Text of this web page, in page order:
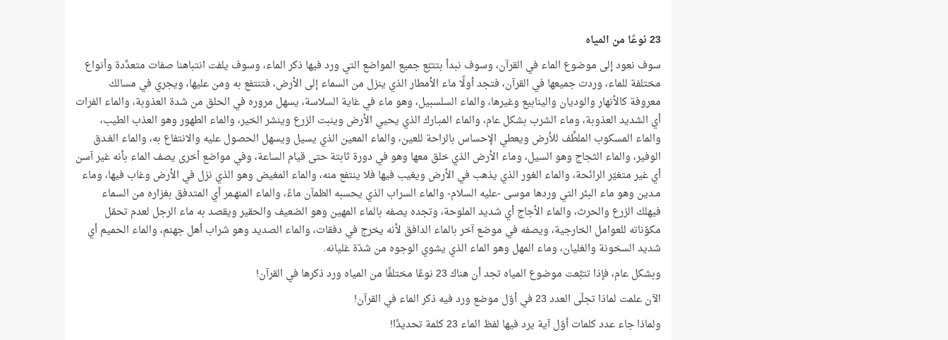
23 نوعًا من المياه
سوف نعود إلى موضوع الماء في القرآن، وسوف نبدأ بتتبّع جميع المواضع التي ورد فيها ذكر الماء، وسوف يلفت انتباهنا صفات متعدِّدة وأنواع
مختلفة للماء، وردت جميعها في القرآن، فتجد أولًا ماء الأمطار الذي ينزل من السماء إلى الأرض، فتنتفع به ومن عليها، ويجري في مسالك
معروفة كالأنهار والوديان والينابيع وغيرها، والماء السلسبيل، وهو ماء في غاية السلاسة، يسهل مروره في الحلق من شدة العذوبة، والماء الفرات
أي الشديد العذوبة، وماء الشرب بشكل عام، والماء المبـارك الذي يحيي الأرض وينبت الزرع وينشر الخير، والماء الطهور وهو العذب الطيب،
والماء المسكوب الملطِّف للأرض ويعطي الإحساس بالراحة للعين، والماء المعين الذي يسيل ويسهل الحصول عليه والانتفاع به، والماء الغـدق
الوفير، والماء الثجاج وهو السيل، وماء الأرض الذي خلق معها وهو في دورة ثابتة حتى قيام الساعة، وفي مواضع أخرى يصف الماء بأنه غير آسن
أي غير متغيّر الرائحة، والماء الغور الذي يذهب في الأرض ويغيب فيها فلا ينتفع منه، والماء المغيض وهو الذي نزل في الأرض وغاب فيها، وماء
مـدين وهو ماء البئر التي وردها موسى -عليه السلام- والماء السراب الذي يحسبه الظمآن ماءً، والماء المنهـمر أي المتدفق بغزاره من السماء
فيهلك الزرع والحرث، والماء الأجاج أي شديد الملوحة، وتجده يصفه بالماء المهين وهو الضعيف والحقير ويقصد به ماء الرجل لعدم تحمّل
مكوّناته للعوامل الخارجية، ويصفه في موضع آخر بالماء الدافق لأنه يخرج في دفقات، والماء الصديد وهو شراب أهل جهنم، والماء الحميم أي
شديد السخونة والغليان، وماء المهل وهو الماء الذي يشوي الوجوه من شدّة غليانه.
وبشكل عام، فإذا تتبَّعت موضوع المياه تجد أن هناك 23 نوعًا مختلفًا من المياه ورد ذكرها في القرآن!
الآن علمت لماذا تجلّى العدد 23 في أوّل موضع ورد فيه ذكر الماء في القرآن!
ولماذا جاء عدد كلمات أوّل آية يرد فيها لفظ الماء 23 كلمة تحديدًا!